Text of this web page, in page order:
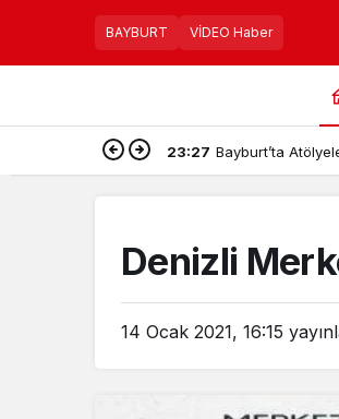
BAYBURT VİDEO Haber
23:27 Bayburt’ta
Denizli
14 Ocak 2021, 16:15